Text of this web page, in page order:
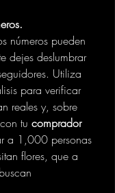
números pueden
dejes deslumbrar
Utiliza
para verificar
reales y, sobre
tu comprador
a 1,000 personas
flores, que a